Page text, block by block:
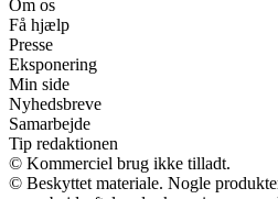
Om os
Få hjælp
Presse
Eksponering
Min side
Nyhedsbreve
Samarbejde
Tip redaktionen
© Kommerciel brug ikke tilladt.
© Beskyttet materiale. Nogle